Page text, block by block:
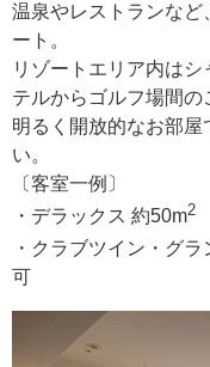
温泉やレストランな
ート。
リゾートエリア内は
テルからゴルフ場間の
明るく開放的なお部屋
い。
〔客室一例〕
・デラックス 約50m2
・クラブツイン・グ
可